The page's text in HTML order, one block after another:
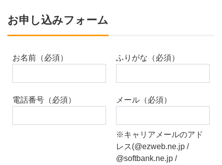
お申し込みフォーム
お名前（必須） ふりがな（必須）
電話番号（必須） メール（必須）
※キャリアメールのアド
レス(@ezweb.ne.jp /
@softbank.ne.jp /